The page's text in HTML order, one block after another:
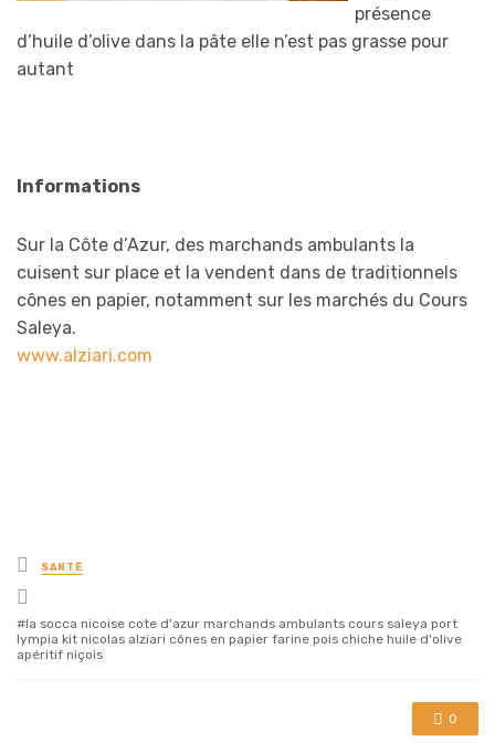
présence
d’huile d’olive dans la pâte elle n’est pas grasse pour
autant
Informations
Sur la Côte d’Azur, des marchands ambulants la
cuisent sur place et la vendent dans de traditionnels
cônes en papier, notamment sur les marchés du Cours
Saleya.
www.alziari.com
Posted
in
SANTÉ
la socca nicoise cote d'azur marchands ambulants cours saleya port
lympia kit nicolas alziari cônes en papier farine pois chiche huile d'olive
apéritif niçois
0